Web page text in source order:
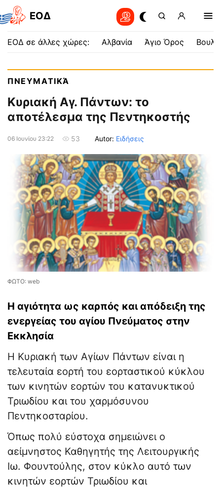
EOΔ
ΕΟΔ σε άλλες χώρες: Αλβανία Άγιο Όρος
ΠΝΕΥΜΑΤΙΚΆ
Κυριακή Αγ. Πάντων: το
αποτέλεσμα της Πεντηκοστής
06 Ιουνίου 23:22 53 Autor: Ειδήσεις
ΦΩΤΟ: web
Η αγιότητα ως καρπός και απόδειξη της
ενεργείας του αγίου Πνεύματος στην
Εκκλησία
Η Κυριακή των Αγίων Πάντων είναι η
τελευταία εορτή του εορταστικού κύκλου
των κινητών εορτών του κατανυκτικού
Τριωδίου και του χαρμόσυνου
Πεντηκοσταρίου.
Όπως πολύ εύστοχα σημειώνει ο
αείμνηστος Καθηγητής της Λειτουργικής
Ιω. Φουντούλης, στον κύκλο αυτό των
κινητών εορτών Τριωδίου και